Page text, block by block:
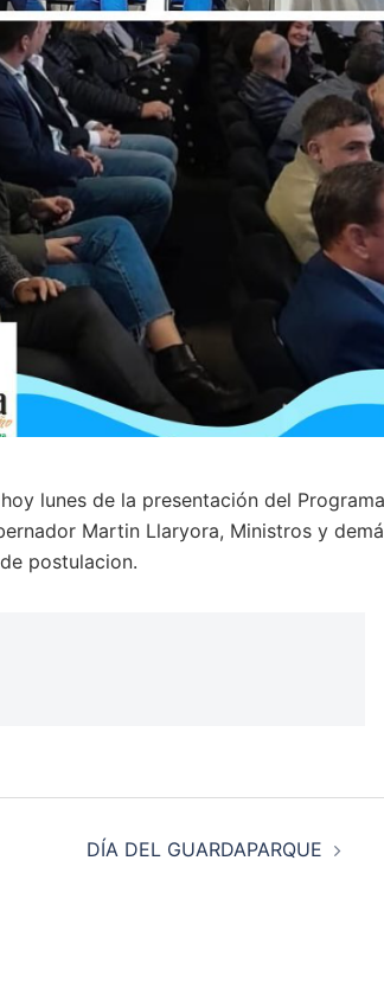
lunes de la presentación del Programa
Martin Llaryora, Ministros y
postulacion.
DÍA DEL GUARDAPARQUE